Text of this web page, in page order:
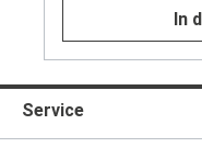
In
Service